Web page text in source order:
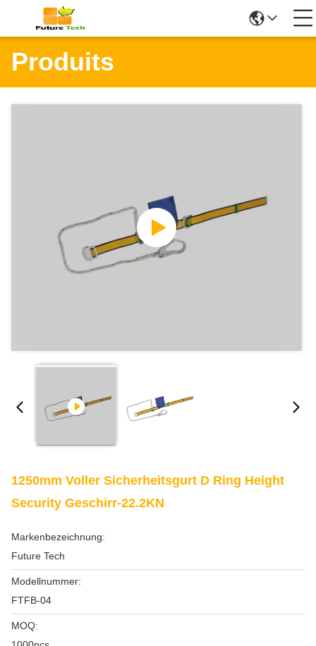
Produits
1250mm Voller Sicherheitsgurt D Ring Height
Security Geschirr-22.2KN
Markenbezeichnung:
Future Tech
Modellnummer:
FTFB-04
MOQ: